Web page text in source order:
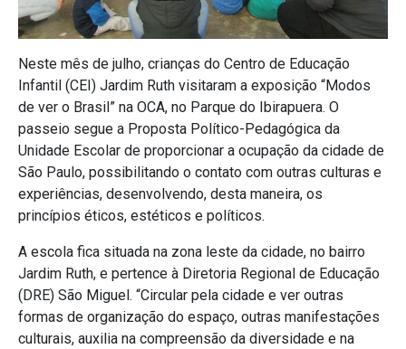
Neste mês de julho, crianças do Centro de Educação
Infantil (CEI) Jardim Ruth visitaram a exposição “Modos
de ver o Brasil” na OCA, no Parque do Ibirapuera. O
passeio segue a Proposta Político-Pedagógica da
Unidade Escolar de proporcionar a ocupação da cidade de
São Paulo, possibilitando o contato com outras culturas e
experiências, desenvolvendo, desta maneira, os
princípios éticos, estéticos e políticos.
A escola fica situada na zona leste da cidade, no bairro
Jardim Ruth, e pertence à Diretoria Regional de Educação
(DRE) São Miguel. “Circular pela cidade e ver outras
formas de organização do espaço, outras manifestações
culturais, auxilia na compreensão da diversidade e na